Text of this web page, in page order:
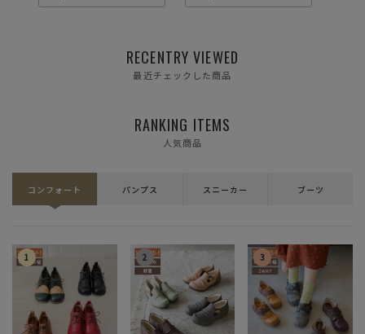
RECENTRY VIEWED
最近チェックした商品
RANKING ITEMS
人気商品
コンフォート パンプス スニーカー ブーツ